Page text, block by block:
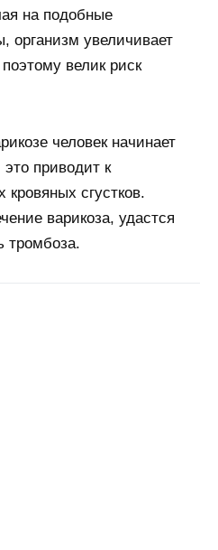
на подобные
организм увеличивает
велик риск
человек начинает
приводит к
сгустков.
варикоза, удастся
тромбоза.